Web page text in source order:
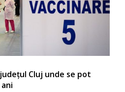
Cluj unde se pot